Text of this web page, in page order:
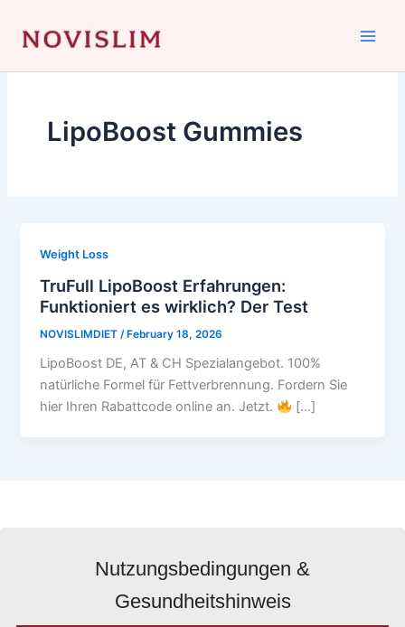
content
LipoBoost Gummies
Weight Loss
TruFull LipoBoost Erfahrungen:
Funktioniert es wirklich? Der Test
NOVISLIMDIET /February 18, 2026
LipoBoost DE, AT & CH Spezialangebot. 100%
natürliche Formel für Fettverbrennung. Fordern Sie
hier Ihren Rabattcode online an. Jetzt.
[…]
Nutzungsbedingungen &
Gesundheitshinweis